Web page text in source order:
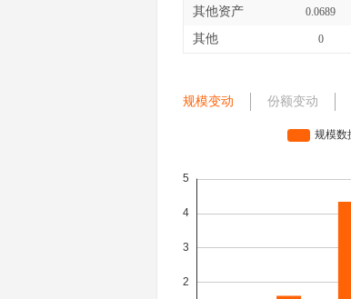
其他资产 0.0689
其他 0
规模变动 份额变动